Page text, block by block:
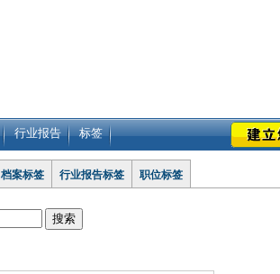
行业报告 标签
档案标签 行业报告标签 职位标签